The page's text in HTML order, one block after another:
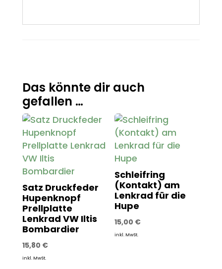
Das könnte dir auch
gefallen …
Satz Druckfeder
Hupenknopf
Prellplatte
Lenkrad VW Iltis
Bombardier
15,80 €
inkl. MwSt.
Schleifring
(Kontakt) am
Lenkrad für die
Hupe
15,00 €
inkl. MwSt.